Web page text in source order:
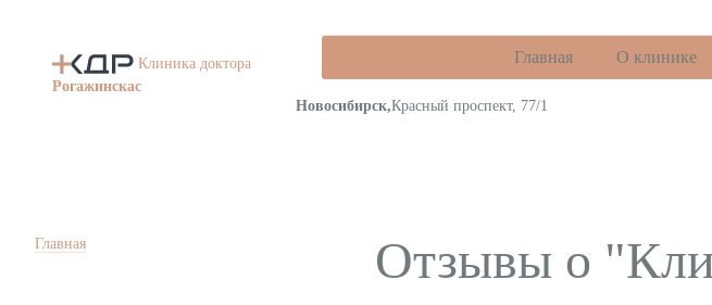
Клиника доктора
Рогажинскас
Главная О клинике
Новосибирск,Красный проспект, 77/1
Главная Отзывы о